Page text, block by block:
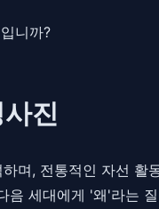
니까?
진
며, 전통적인 자선 활
세대에게 '왜'라는